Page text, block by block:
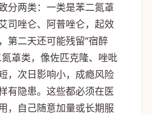
分两类：一类是苯二氮䓬
司唑仑、阿普唑仑，起效
第二天还可能残留“宿醉
䓬类，像佐匹克隆、唑吡
，次日影响小，成瘾风险
有隐患。这些都必须在医
，自己随意加量或长期服